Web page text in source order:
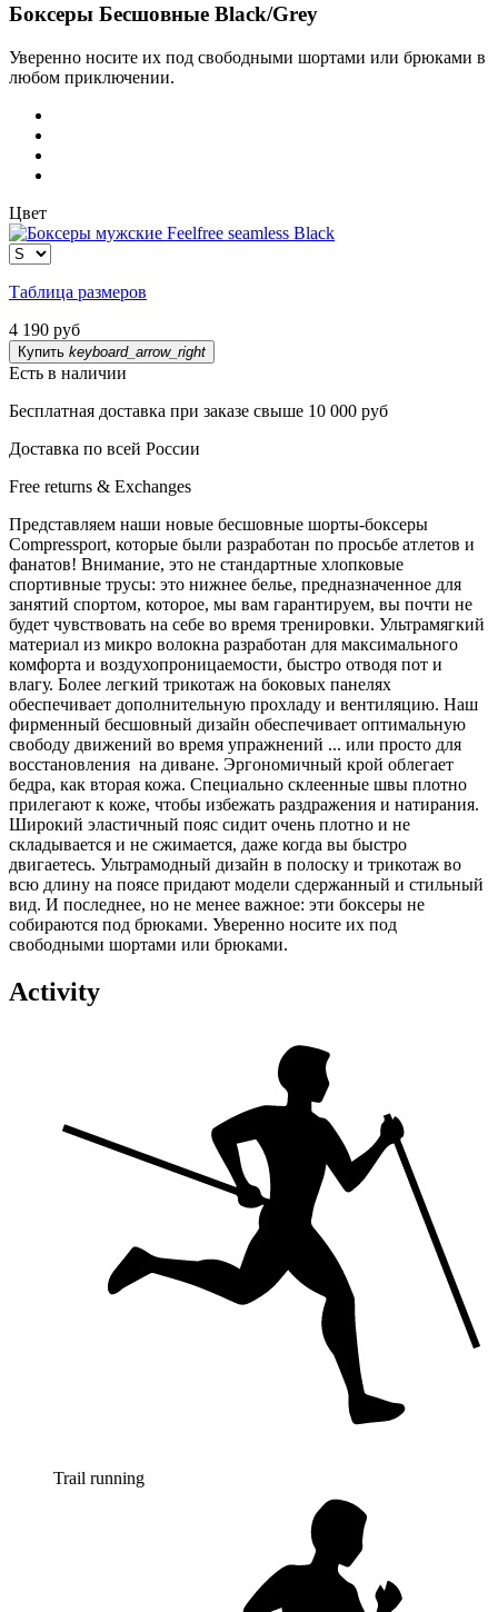
Боксеры Бесшовные Black/Grey
Уверенно носите их под свободными шортами или брюками в
любом приключении.
Цвет
Таблица размеров
4 190 руб
Купить keyboard_arrow_right
Есть в наличии
Бесплатная доставка при заказе свыше 10 000 руб
Доставка по всей России
Free returns & Exchanges
Представляем наши новые бесшовные шорты-боксеры
Compressport, которые были разработан по просьбе атлетов и
фанатов! Внимание, это не стандартные хлопковые
спортивные трусы: это нижнее белье, предназначенное для
занятий спортом, которое, мы вам гарантируем, вы почти не
будет чувствовать на себе во время тренировки. Ультрамягкий
материал из микро волокна разработан для максимального
комфорта и воздухопроницаемости, быстро отводя пот и
влагу. Более легкий трикотаж на боковых панелях
обеспечивает дополнительную прохладу и вентиляцию. Наш
фирменный бесшовный дизайн обеспечивает оптимальную
свободу движений во время упражнений ... или просто для
восстановления на диване. Эргономичный крой облегает
бедра, как вторая кожа. Специально склеенные швы плотно
прилегают к коже, чтобы избежать раздражения и натирания.
Широкий эластичный пояс сидит очень плотно и не
складывается и не сжимается, даже когда вы быстро
двигаетесь. Ультрамодный дизайн в полоску и трикотаж во
всю длину на поясе придают модели сдержанный и стильный
вид. И последнее, но не менее важное: эти боксеры не
собираются под брюками. Уверенно носите их под
свободными шортами или брюками.
Activity
Trail running